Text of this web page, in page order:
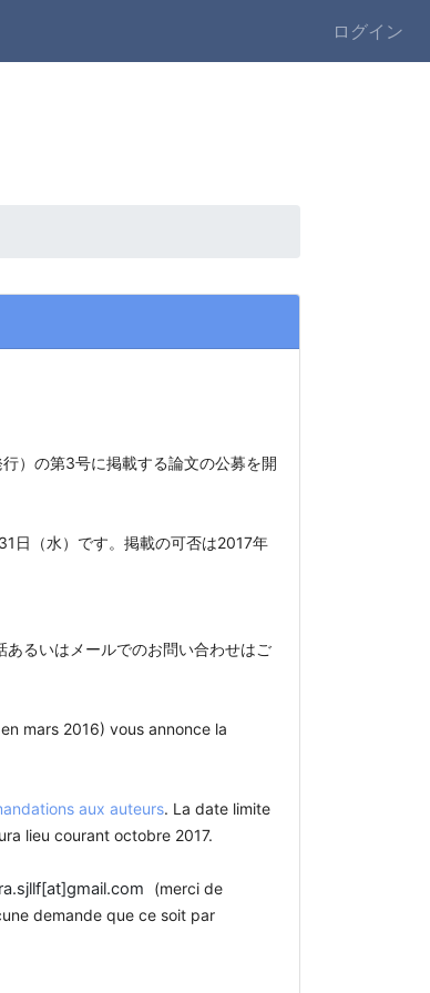
ログイン
） の第3号に掲載する論文の公募を開
日（水）です。 掲載の可否は2017年
あるいはメールでのお問い合わせはご
mars 2016) vous annonce la
aux auteurs. La date limite
lieu courant octobre 2017.
(merci de
demande que ce soit par